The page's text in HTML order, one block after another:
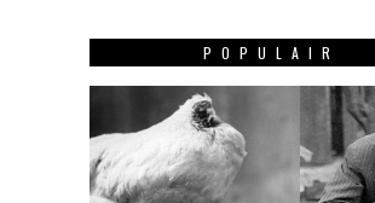
POPULAIR